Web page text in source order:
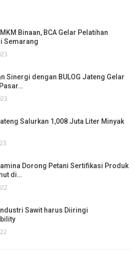
Binaan, BCA Gelar Pelatihan
Semarang
Sinergi dengan BULOG Jateng Gelar
Salurkan 1,008 Juta Liter Minyak
Dorong Petani Sertifikasi Produk
di…
Sawit harus Diiringi